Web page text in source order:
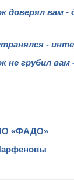
доверял вам -
-
не грубил вам
«ФАДО»